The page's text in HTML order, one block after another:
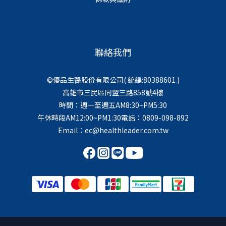
聯絡我們
©優品生醫股份有限公司( 統編:80388601 )
高雄市三民區同盟三路858號4樓
時間：週一至週五AM8:30~PM5:30
午休時段AM12:00~PM1:30電話：0809-098-892
Email：ec@healthleader.com.tw